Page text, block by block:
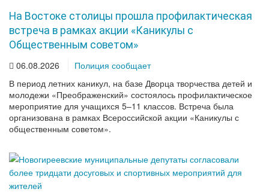
На Востоке столицы прошла профилактическая
встреча в рамках акции «Каникулы с
Общественным советом»
06.08.2026
Полиция сообщает
В период летних каникул, на базе Дворца творчества детей и
молодежи «Преображенский» состоялось профилактическое
мероприятие для учащихся 5–11 классов. Встреча была
организована в рамках Всероссийской акции «Каникулы с
общественным советом».